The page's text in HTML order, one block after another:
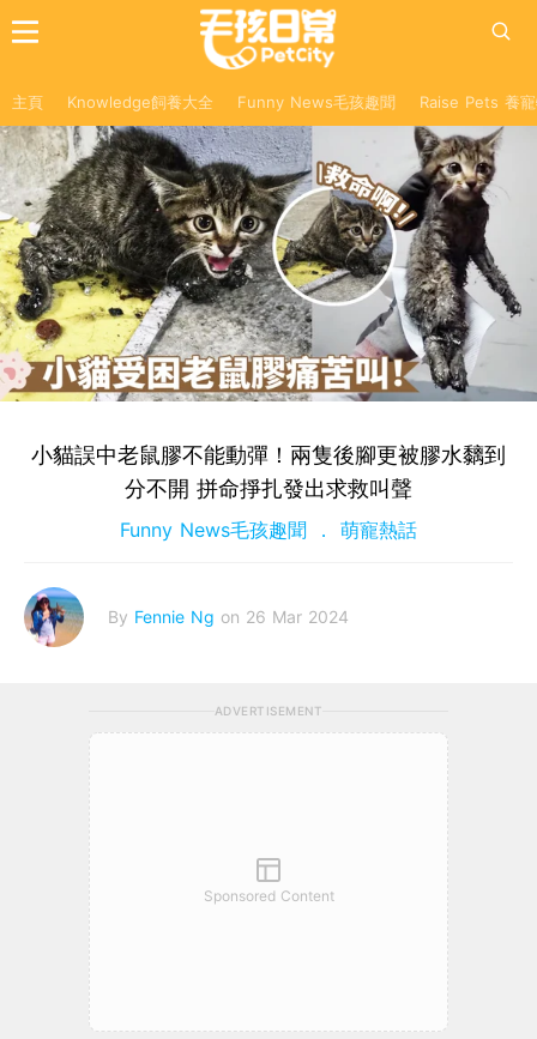
主頁 Knowledge飼養大全 Funny News毛孩趣聞 Raise Pets 養
小貓誤中老鼠膠不能動彈！兩隻後腳更被膠水黐到
分不開 拼命掙扎發出求救叫聲
Funny News毛孩趣聞 萌寵熱話
By Fennie Ng on 26 Mar 2024
ADVERTISEMENT
Sponsored Content